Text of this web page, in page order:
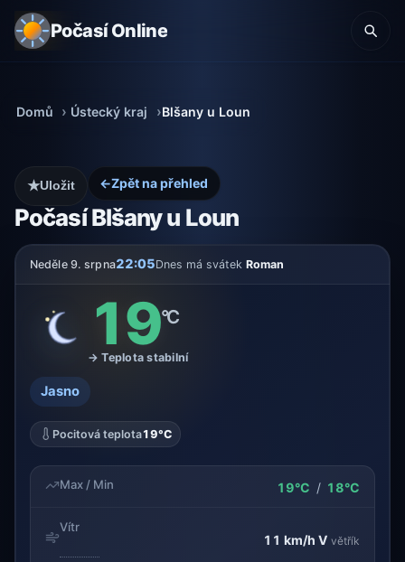
Počasí Online
Domů Ústecký kraj Blšany u Loun
←Zpět na přehled
Počasí Blšany u Loun
★Uložit
Neděle 9. srpna22:05Dnes má svátek Roman
19°C
→ Teplota stabilní
Jasno
Pocitová teplota19°C
Max / Min 19°C / 18°C
Vítr
11 km/h V větřík